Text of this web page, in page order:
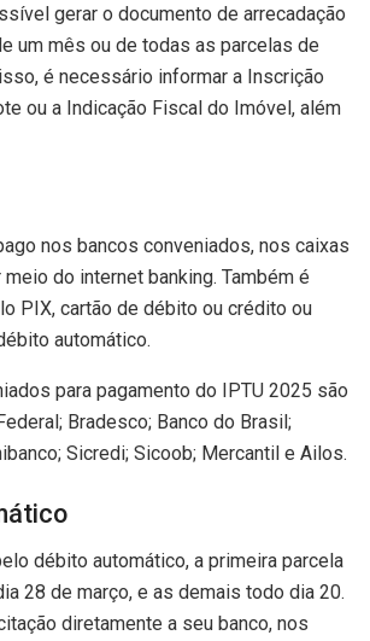
gerar o documento de arrecadação
um mês ou de todas as parcelas de
é necessário informar a Inscrição
ou a Indicação Fiscal do Imóvel, além
nos bancos conveniados, nos caixas
do internet banking. Também é
PIX, cartão de débito ou crédito ou
automático.
para pagamento do IPTU 2025 são
Bradesco; Banco do Brasil;
Sicredi; Sicoob; Mercantil e Ailos.
débito automático, a primeira parcela
28 de março, e as demais todo dia 20.
diretamente a seu banco, nos